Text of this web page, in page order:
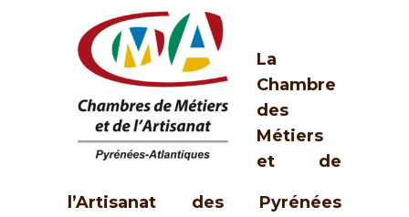
La
Chambre
des
Métiers
et de
l’Artisanat des Pyrénées